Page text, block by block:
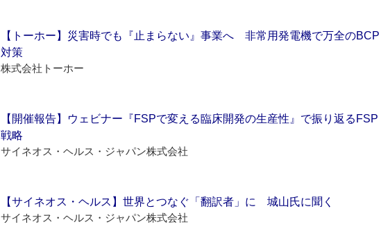
【トーホー】災害時でも『止まらない』事業へ 非常用発電機で万全のBCP
対策
株式会社トーホー
【開催報告】ウェビナー『FSPで変える臨床開発の生産性』で振り返るFSP
戦略
サイネオス・ヘルス・ジャパン株式会社
【サイネオス・ヘルス】世界とつなぐ「翻訳者」に 城山氏に聞く
サイネオス・ヘルス・ジャパン株式会社